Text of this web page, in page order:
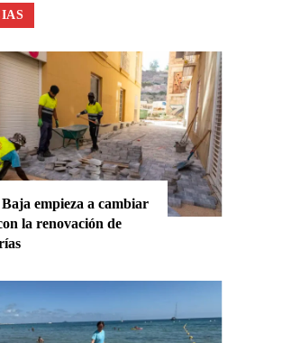
empieza a cambiar
la renovación de